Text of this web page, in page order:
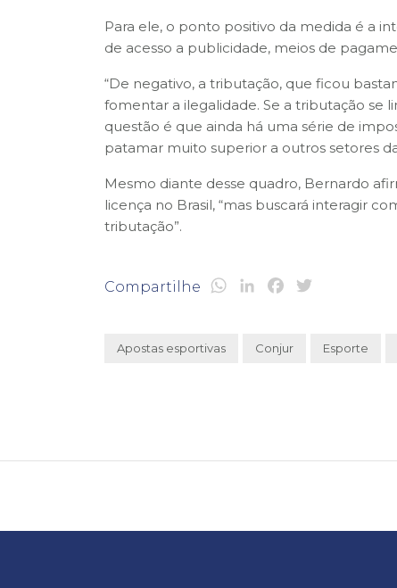
Para ele, o ponto positivo da medida é a
de acesso a publicidade, meios de
“De negativo, a tributação, que ficou
fomentar a ilegalidade. Se a tributação se
questão é que ainda há uma série de
patamar muito superior a outros setores
Mesmo diante desse quadro, Bernardo
licença no Brasil, “mas buscará interagir
tributação”.
Compartilhe WhatsApp
LinkedInFacebook
Apostas esportivas Conjur Esporte